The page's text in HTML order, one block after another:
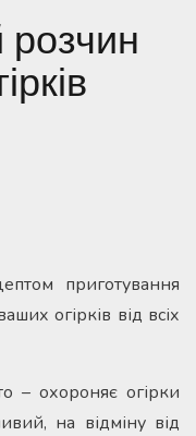
розчин
приготування
огірків від всіх
– охороняє огірки
на відміну від